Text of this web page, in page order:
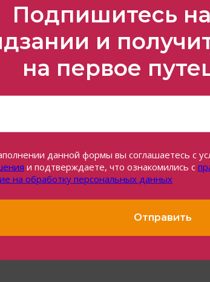
Подпишитесь
и
на первое
данной формы вы соглашаетесь с
и подтверждаете, что ознакомились с
на обработку персональных данных
Отправить